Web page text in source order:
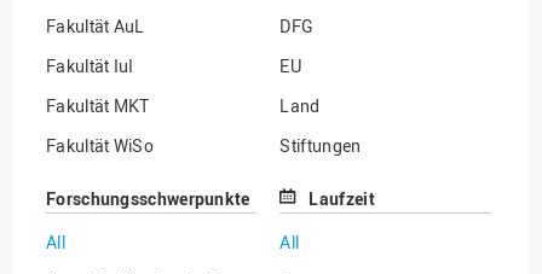
Fakultät AuL
Fakultät IuI
Fakultät MKT
Fakultät WiSo
DFG
EU
Land
Stiftungen
Sonstige
Forschungsschwerpunkte
All
Laufzeit
All